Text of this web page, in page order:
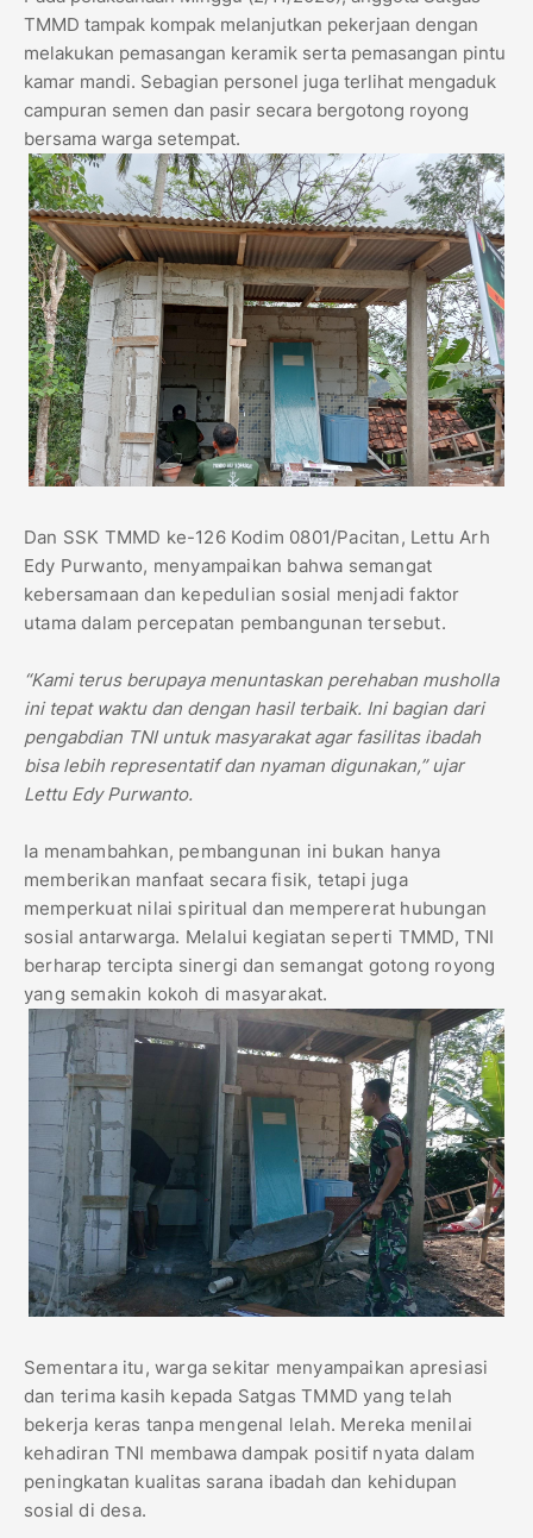
TMMD tampak kompak melanjutkan pekerjaan dengan
melakukan pemasangan keramik serta pemasangan pintu
kamar mandi. Sebagian personel juga terlihat mengaduk
campuran semen dan pasir secara bergotong royong
bersama warga setempat.
Dan SSK TMMD ke-126 Kodim 0801/Pacitan, Lettu Arh
Edy Purwanto, menyampaikan bahwa semangat
kebersamaan dan kepedulian sosial menjadi faktor
utama dalam percepatan pembangunan tersebut.
“Kami terus berupaya menuntaskan perehaban musholla
ini tepat waktu dan dengan hasil terbaik. Ini bagian dari
pengabdian TNI untuk masyarakat agar fasilitas ibadah
bisa lebih representatif dan nyaman digunakan,” ujar
Lettu Edy Purwanto.
Ia menambahkan, pembangunan ini bukan hanya
memberikan manfaat secara fisik, tetapi juga
memperkuat nilai spiritual dan mempererat hubungan
sosial antarwarga. Melalui kegiatan seperti TMMD, TNI
berharap tercipta sinergi dan semangat gotong royong
yang semakin kokoh di masyarakat.
Sementara itu, warga sekitar menyampaikan apresiasi
dan terima kasih kepada Satgas TMMD yang telah
bekerja keras tanpa mengenal lelah. Mereka menilai
kehadiran TNI membawa dampak positif nyata dalam
peningkatan kualitas sarana ibadah dan kehidupan
sosial di desa.